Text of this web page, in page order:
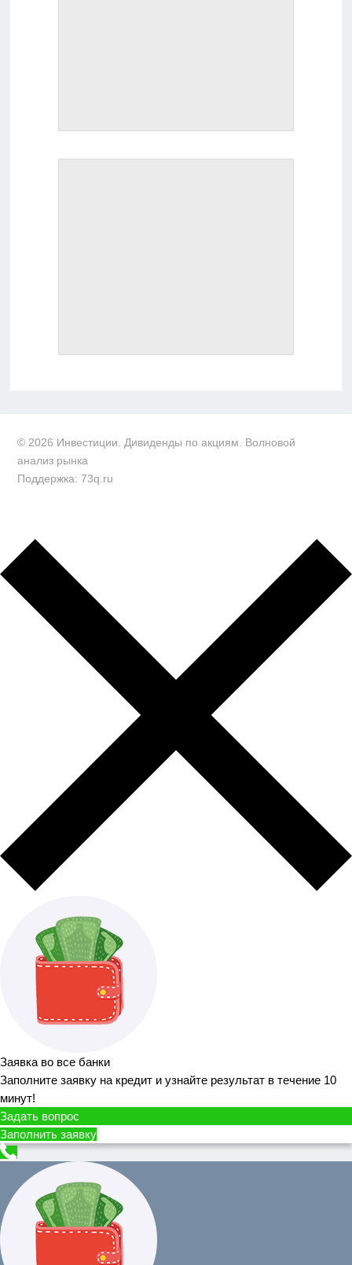
© 2026 Инвестиции. Дивиденды по акциям. Волновой
анализ рынка
Поддержка: 73q.ru
Заявка во все банки
Заполните заявку на кредит и узнайте результат в течение 10
минут!
Задать вопрос
Заполнить заявку